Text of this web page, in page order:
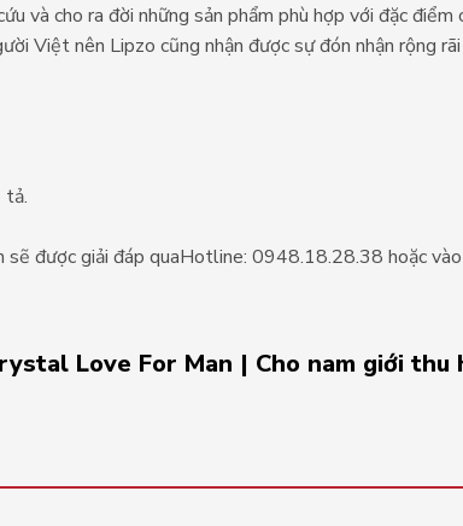
và cho ra đời những sản phẩm phù hợp với đặc
Việt nên Lipzo cũng nhận được sự đón nhận rộng
tả.
sẽ được giải đáp quaHotline: 0948.18.28.38 hoặc
Love For Man | Cho nam giới